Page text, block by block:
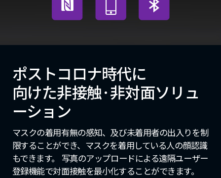
ポストコロナ時代に
向けた非接触·非対面ソリュ
ーション
マスクの着用有無の感知、及び未着用者の出入りを制
限することができ、マスクを着用している人の顔認識
もできます。 写真のアップロードによる遠隔ユーザー
登録機能で対面接触を最小化することができます。